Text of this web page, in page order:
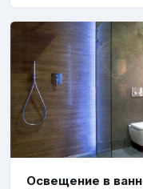
Освещение в